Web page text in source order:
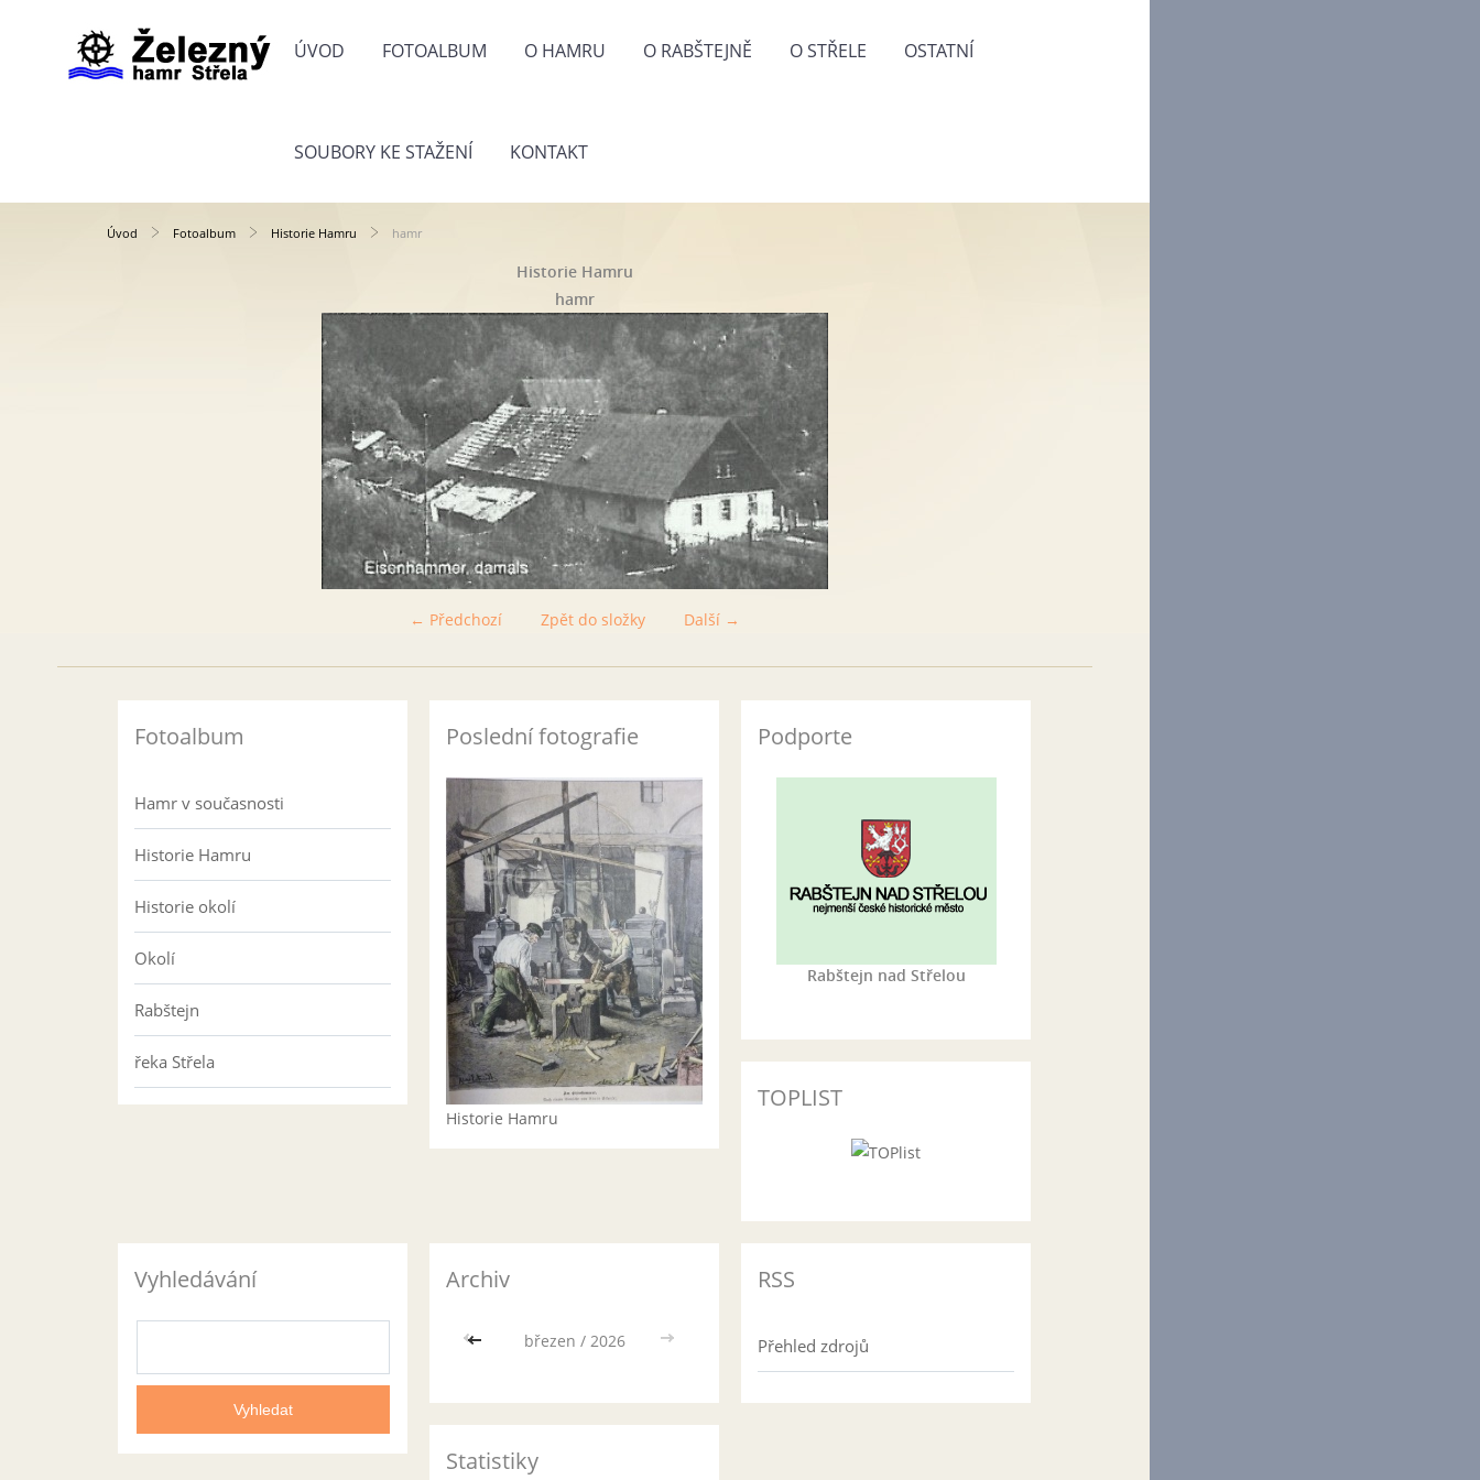
ÚVOD FOTOALBUM O HAMRU O RABŠTEJNĚ O STŘELE OSTATNÍ
SOUBORY KE STAŽENÍ KONTAKT
Úvod Fotoalbum Historie Hamru hamr
Historie Hamru
hamr
← Předchozí Další →
Zpět do složky
Fotoalbum
Hamr v současnosti
Historie Hamru
Historie okolí
Okolí
Rabštejn
řeka Střela
Poslední fotografie
Historie Hamru
Podporte
Rabštejn nad Střelou
TOPLIST
Vyhledávání Archiv
<< březen / 2026 >>
RSS
Přehled zdrojů
Statistiky